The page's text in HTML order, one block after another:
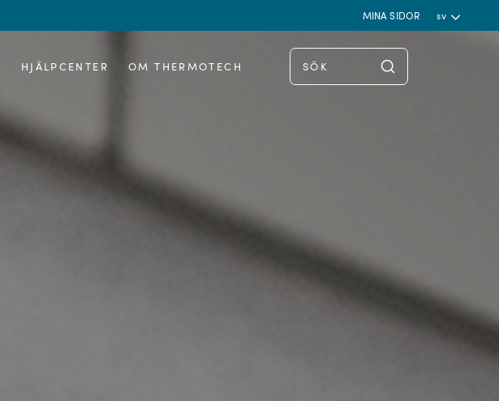
MINA SIDOR sv
HJÄLPCENTER OM THERMOTECH